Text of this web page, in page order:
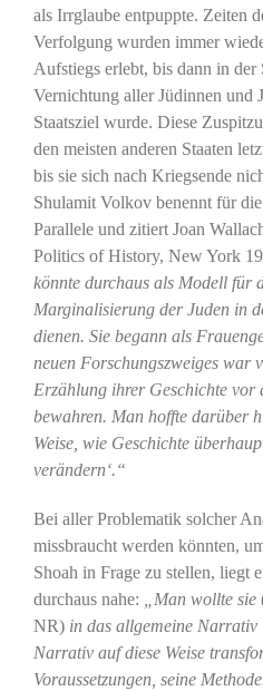
als Irrglaube entpuppte. Zeiten
Verfolgung wurden immer
Aufstiegs erlebt, bis dann in der
Vernichtung aller Jüdinnen und
Staatsziel wurde. Diese
den meisten anderen Staaten
bis sie sich nach Kriegsende
Shulamit Volkov benennt für
Parallele und zitiert Joan
Politics of History, New York
könnte durchaus als Modell für
Marginalisierung der Juden in
dienen. Sie begann als
neuen Forschungszweiges war
Erzählung ihrer Geschichte vor
bewahren. Man hoffte darüber
Weise, wie Geschichte
verändern‘.“
Bei aller Problematik solcher
missbraucht werden könnten,
Shoah in Frage zu stellen, liegt
durchaus nahe:
„Man wollte sie
NR) in das allgemeine Narrativ
Narrativ auf diese Weise
Voraussetzungen, seine